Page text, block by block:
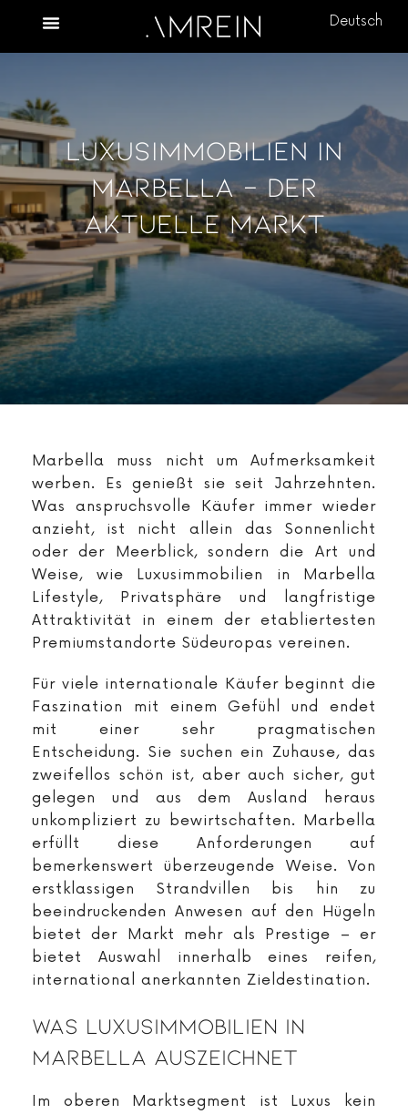
Deutsch
Luxusimmobilien In
Marbella – Der
Aktuelle Markt
Marbella muss nicht um Aufmerksamkeit
werben. Es genießt sie seit Jahrzehnten.
Was anspruchsvolle Käufer immer wieder
anzieht, ist nicht allein das Sonnenlicht
oder der Meerblick, sondern die Art und
Weise, wie Luxusimmobilien in Marbella
Lifestyle, Privatsphäre und langfristige
Attraktivität in einem der etabliertesten
Premiumstandorte Südeuropas vereinen.
Für viele internationale Käufer beginnt die
Faszination mit einem Gefühl und endet
mit einer sehr pragmatischen
Entscheidung. Sie suchen ein Zuhause, das
zweifellos schön ist, aber auch sicher, gut
gelegen und aus dem Ausland heraus
unkompliziert zu bewirtschaften. Marbella
erfüllt diese Anforderungen auf
bemerkenswert überzeugende Weise. Von
erstklassigen Strandvillen bis hin zu
beeindruckenden Anwesen auf den Hügeln
bietet der Markt mehr als Prestige – er
bietet Auswahl innerhalb eines reifen,
international anerkannten Zieldestination.
Was Luxusimmobilien In
Marbella Auszeichnet
Im oberen Marktsegment ist Luxus kein